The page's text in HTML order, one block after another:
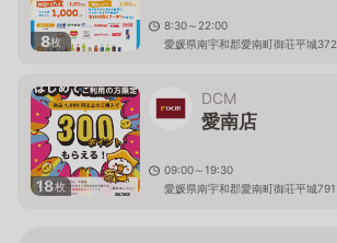
8枚
8:30～22:00
愛媛県南宇和郡愛南町御荘平城
18枚
DCM
愛南店
09:00～19:30
愛媛県南宇和郡愛南町御荘平城791